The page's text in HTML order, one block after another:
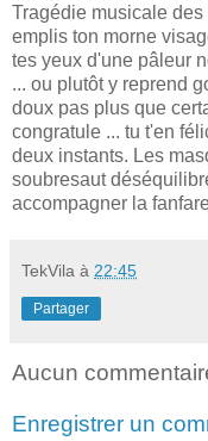
Tragédie musicale
emplis ton morne
tes yeux d'une pâleur
... ou plutôt y reprend
doux pas plus que
congratule ... tu t'en
deux instants. Les
soubresaut
accompagner la
TekVila à 22:45
Partager
Aucun
Enregistrer un